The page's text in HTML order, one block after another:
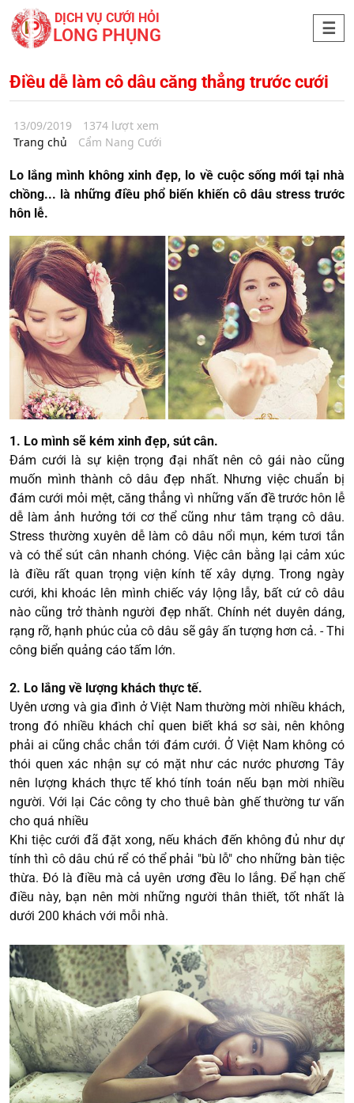
DỊCH VỤ CƯỚI HỎI
LONG PHỤNG
Điều dễ làm cô dâu căng thẳng trước cưới
13/09/2019
1374 lượt xem
Trang chủ
Cẩm Nang Cưới
Lo lắng mình không xinh đẹp, lo về cuộc sống mới tại nhà
chồng... là những điều phổ biến khiến cô dâu stress trước
hôn lễ.
1. Lo mình sẽ kém xinh đẹp, sút cân.
Đám cưới là sự kiện trọng đại nhất nên cô gái nào cũng
muốn mình thành cô dâu đẹp nhất. Nhưng việc chuẩn bị
đám cưới mỏi mệt, căng thẳng vì những vấn đề trước hôn lễ
dễ làm ảnh hưởng tới cơ thể cũng như tâm trạng cô dâu.
Stress thường xuyên dễ làm cô dâu nổi mụn, kém tươi tắn
và có thể sút cân nhanh chóng. Việc cân bằng lại cảm xúc
là điều rất quan trọng viện kính tế xây dựng. Trong ngày
cưới, khi khoác lên mình chiếc váy lộng lẫy, bất cứ cô dâu
nào cũng trở thành người đẹp nhất. Chính nét duyên dáng,
rạng rỡ, hạnh phúc của cô dâu sẽ gây ấn tượng hơn cả. - Thi
công biển quảng cáo tấm lớn.
2. Lo lắng về lượng khách thực tế.
Uyên ương và gia đình ở Việt Nam thường mời nhiều khách,
trong đó nhiều khách chỉ quen biết khá sơ sài, nên không
phải ai cũng chắc chắn tới đám cưới. Ở Việt Nam không có
thói quen xác nhận sự có mặt như các nước phương Tây
nên lượng khách thực tế khó tính toán nếu bạn mời nhiều
người. Với lại Các công ty cho thuê bàn ghế thường tư vấn
cho quá nhiều
Khi tiệc cưới đã đặt xong, nếu khách đến không đủ như dự
tính thì cô dâu chú rể có thể phải "bù lỗ" cho những bàn tiệc
thừa. Đó là điều mà cả uyên ương đều lo lắng. Để hạn chế
điều này, bạn nên mời những người thân thiết, tốt nhất là
dưới 200 khách với mỗi nhà.